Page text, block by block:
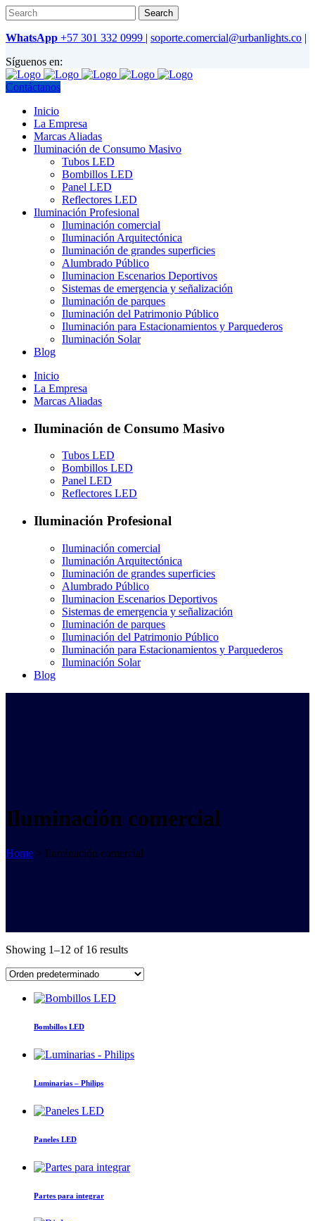
WhatsApp +57 301 332 0999 | soporte.comercial@urbanlights.co |
Síguenos en:
Contáctanos
Inicio
La Empresa
Marcas Aliadas
Iluminación de Consumo Masivo
Tubos LED
Bombillos LED
Panel LED
Reflectores LED
Iluminación Profesional
Iluminación comercial
Iluminación Arquitectónica
Iluminación de grandes superficies
Alumbrado Público
Iluminacion Escenarios Deportivos
Sistemas de emergencia y señalización
Iluminación de parques
Iluminación del Patrimonio Público
Iluminación para Estacionamientos y Parquederos
Iluminación Solar
Blog
Inicio
La Empresa
Marcas Aliadas
Iluminación de Consumo Masivo
Tubos LED
Bombillos LED
Panel LED
Reflectores LED
Iluminación Profesional
Iluminación comercial
Iluminación Arquitectónica
Iluminación de grandes superficies
Alumbrado Público
Iluminacion Escenarios Deportivos
Sistemas de emergencia y señalización
Iluminación de parques
Iluminación del Patrimonio Público
Iluminación para Estacionamientos y Parquederos
Iluminación Solar
Blog
Iluminación comercial
Home > Iluminación comercial
Showing 1–12 of 16 results
Bombillos LED
Luminarias – Philips
Paneles LED
Partes para integrar